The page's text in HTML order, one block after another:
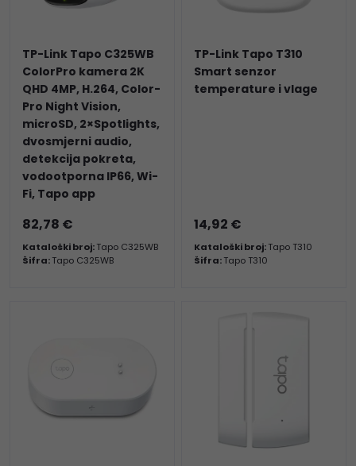
TP-Link Tapo C325WB
ColorPro kamera 2K
QHD 4MP, H.264, Color-
Pro Night Vision,
microSD, 2×Spotlights,
dvosmjerni audio,
detekcija pokreta,
vodootporna IP66, Wi-
Fi, Tapo app
82,78 €
Kataloški broj:Tapo C325WB
Šifra:Tapo C325WB
TP-Link Tapo T310
Smart senzor
temperature i vlage
14,92 €
Kataloški broj:Tapo T310
Šifra:Tapo T310